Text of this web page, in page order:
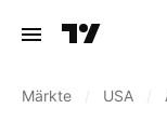
Märkte USA